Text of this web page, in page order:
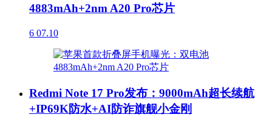
4883mAh+2nm A20 Pro芯片
6 07.10
Redmi Note 17 Pro发布：9000mAh超长续航
+IP69K防水+AI防诈旗舰小金刚